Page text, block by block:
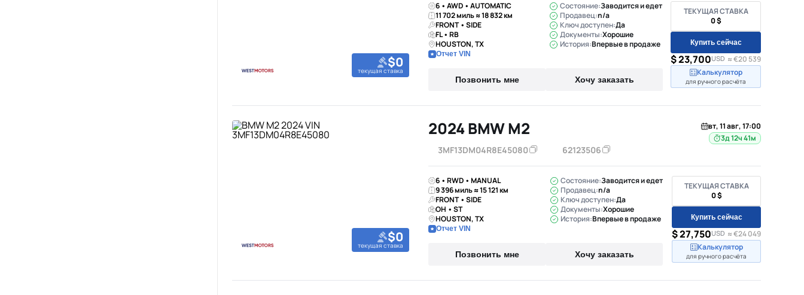
$0
текущая ставка
6 • AWD • AUTOMATIC
11 702 миль ≈ 18 832 км
FRONT • SIDE
FL • RB
HOUSTON, TX
Отчет VIN
Состояние:Заводится и едет
Продавец:n/a
Ключ доступен:Да
Документы:Хорошие
История:Впервые в продаже
Позвонить мне Хочу заказать
ТЕКУЩАЯ СТАВКА
0 $
Купить сейчас
$ 23,700USD ≈ €20 539
Калькулятор
для ручного расчёта
$0
текущая ставка
2024 BMW M2
3MF13DM04R8E45080 62123506
вт, 11 авг, 17:00
3д 12ч 41м
6 • RWD • MANUAL
9 396 миль ≈ 15 121 км
FRONT • SIDE
OH • ST
HOUSTON, TX
Отчет VIN
Состояние:Заводится и едет
Продавец:n/a
Ключ доступен:Да
Документы:Хорошие
История:Впервые в продаже
Позвонить мне Хочу заказать
ТЕКУЩАЯ СТАВКА
0 $
Купить сейчас
$ 27,750USD ≈ €24 049
Калькулятор
для ручного расчёта